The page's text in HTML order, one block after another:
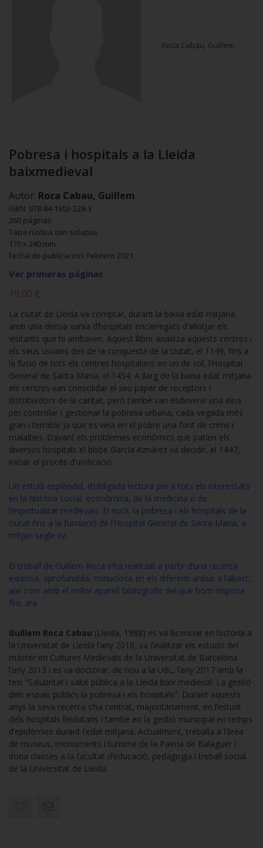
Roca Cabau, Guillem
Pobresa i hospitals a la Lleida
baixmedieval
Autor: Roca Cabau, Guillem
ISBN: 978-84-1303-228-3
260 páginas
Tapa rústica con solapas
170 x 240 mm
Fecha de publicación: Febrero 2021
Ver primeras páginas
19,00 €
La ciutat de Lleida va comptar, durant la baixa edat mitjana,
amb una densa xarxa d’hospitals encarregats d’allotjar els
visitants que hi arribaven. Aquest llibre analitza aquests centres i
els seus usuaris des de la conquesta de la ciutat, el 1149, fins a
la fusió de tots els centres hospitalaris en un de sol, l’Hospital
General de Santa Maria, el 1454. A llarg de la baixa edat mitjana
els centres van consolidar el seu paper de receptors i
distribuïdors de la caritat, però també van esdevenir una eina
per controlar i gestionar la pobresa urbana, cada vegada més
gran i temible ja que es veia en el pobre una font de crims i
malalties. Davant els problemes econòmics que patien els
diversos hospitals el bisbe García Aznárez va decidir, el 1447,
iniciar el procés d’unificació.
Un estudi esplèndid, d’obligada lectura per a tots els interessats
en la història social, econòmica, de la medicina o de
l’espiritualitat medievals. El nucli: la pobresa i els hospitals de la
ciutat fins a la fundació de l’Hospital General de Santa Maria, a
mitjan segle xv.
El treball de Guillem Roca s'ha realitzat a partir d’una recerca
extensa, aprofundida, minuciosa en els diferens arxius a l’abast,
així com amb el millor aparell bibliogràfic del que hom disposa
fins ara.
Guillem Roca Cabau (Lleida, 1988) es va llicenciar en història a
la Universitat de Lleida l’any 2010, va finalitzar els estudis del
màster en Cultures Medievals de la Universitat de Barcelona
l’any 2013 i es va doctorar, de nou a la UdL, l’any 2017 amb la
tesi "Salubritat i salut pública a la Lleida baix medieval: La gestió
dels espais públics la pobresa i els hospitals". Durant aquests
anys la seva recerca s’ha centrat, majoritàriament, en l’estudi
dels hospitals lleidatans i també en la gestió municipal en temps
d’epidèmies durant l’edat mitjana. Actualment, treballa a l’àrea
de museus, monuments i turisme de la Paeria de Balaguer i
dona classes a la facultat d’educació, pedagogia i treball social
de la Universitat de Lleida.